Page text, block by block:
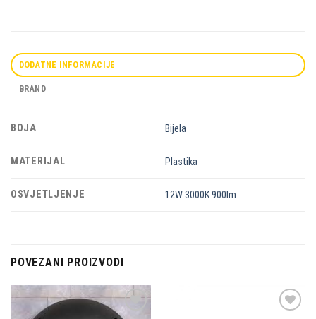
DODATNE INFORMACIJE
BRAND
BOJA Bijela
MATERIJAL Plastika
OSVJETLJENJE 12W 3000K 900lm
POVEZANI PROIZVODI